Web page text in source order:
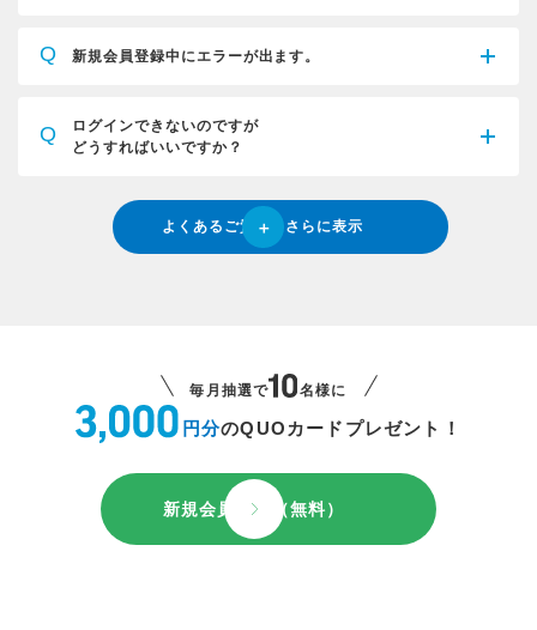
Q 新規会員登録中にエラーが出ます。
Q
ログインできないのですが
どうすればいいですか？
よくあるご質問をさらに表示
毎月抽選で 名様に
円分のQUOカードプレゼント！
新規会員登録（無料）